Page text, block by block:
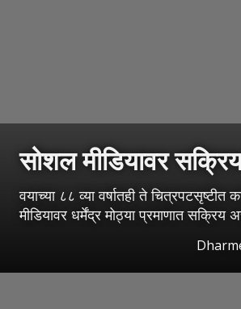
सोशल मीडियावर
वयाच्या ८८ व्या वर्षातही ते
मीडियावर धर्मेंद्र मोठ्या प्रमाणात सक्रिय